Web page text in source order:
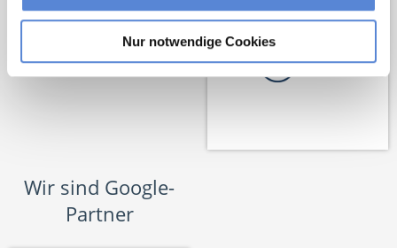
Nur notwendige Cookies
Wir sind Google-
Partner